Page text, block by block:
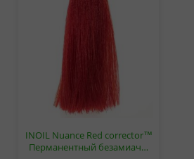
INOIL Nuance Red corrector™
Перманентный безамиач…